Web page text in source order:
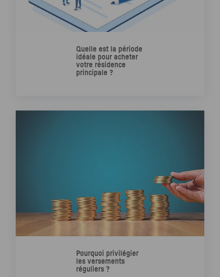
Quelle est la période
idéale pour acheter
votre résidence
principale ?
Pourquoi privilégier
les versements
réguliers ?